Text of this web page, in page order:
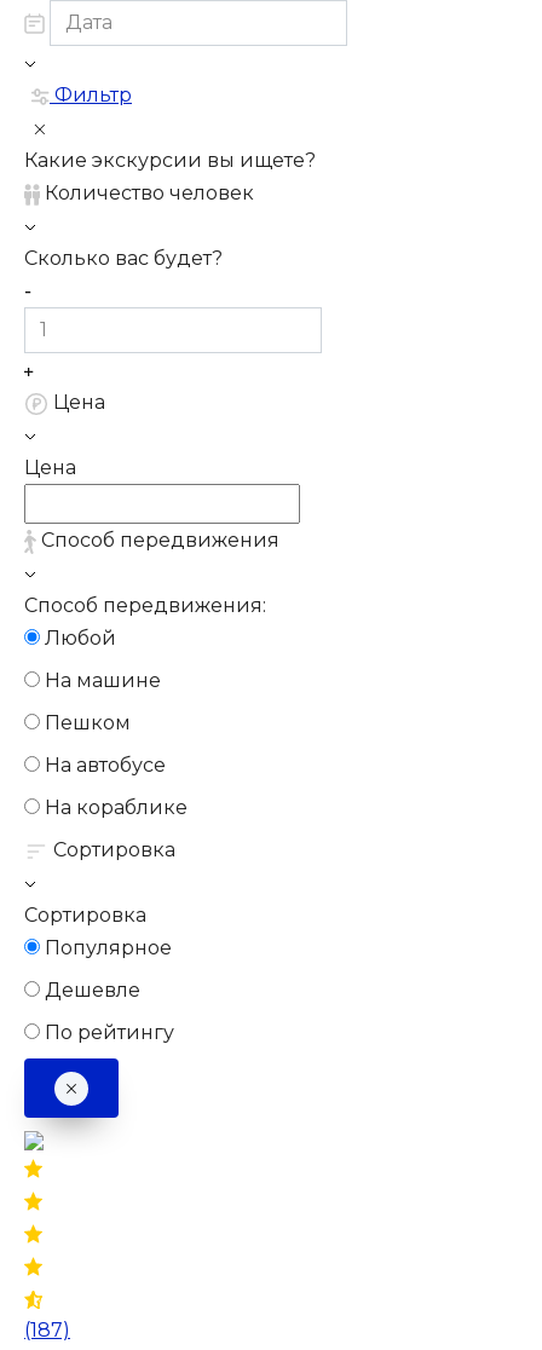
Фильтр
Какие экскурсии вы ищете?
Количество человек
Сколько вас будет?
Цена
Цена
Способ передвижения
Способ передвижения:
Любой
На машине
Пешком
На автобусе
На кораблике
Сортировка
Сортировка
Популярное
Дешевле
По рейтингу
(187)